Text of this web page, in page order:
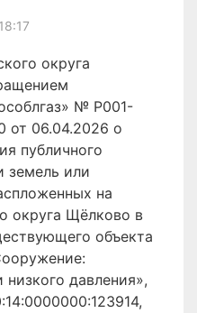
округа
№ P001-
от 06.04.2026 о
публичного
земель или
на
округа Щёлково в
объекта
давления»,